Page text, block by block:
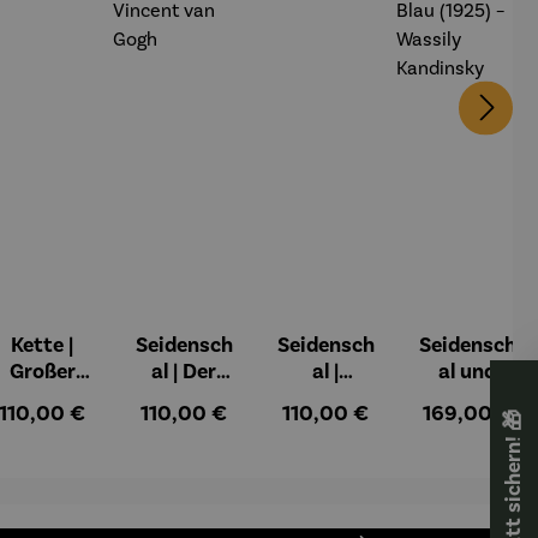
Kette |
Großer
Emil Nolde
Regulärer Preis:
110,00 €
Seidensch
al | Der
Weingarte
van Gogh
Regulärer Preis:
110,00 €
Seidensch
al |
cht (1889)
Regulärer Preis:
110,00 €
Seidensch
al und
rm Set |
Gelb - Rot
(1925) –
Wassily
Regulärer
169,00 €